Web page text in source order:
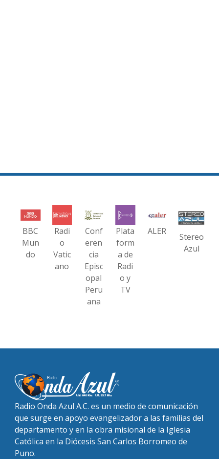
BBC
Mun
do
Radi
o
Vatic
ano
Conf
eren
cia
Episc
opal
Peru
ana
Plata
form
a de
Radi
o y
TV
ALER
Stereo
Azul
Radio Onda Azul A.C. es un medio de comunicación
que surge en apoyo evangelizador a las familias del
departamento y en la obra misional de la Iglesia
Católica en la Diócesis San Carlos Borromeo de
Puno.